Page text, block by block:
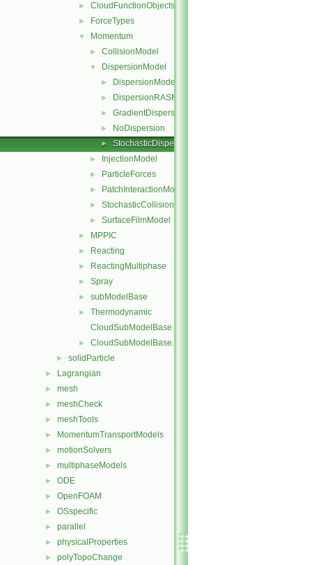
► CloudFunctionObjects
► ForceTypes
▼ Momentum
► CollisionModel
▼ DispersionModel
► DispersionModel
► DispersionRASModel
► GradientDispersionRAS
► NoDispersion
► StochasticDispersionRAS
► InjectionModel
► ParticleForces
► PatchInteractionModel
► StochasticCollision
► SurfaceFilmModel
► MPPIC
► Reacting
► ReactingMultiphase
► Spray
► subModelBase
►
Thermodynamic
CloudSubModelBase.C
► CloudSubModelBase.H
► solidParticle
► Lagrangian
► mesh
► meshCheck
► meshTools
► MomentumTransportModels
► motionSolvers
► multiphaseModels
► ODE
► OpenFOAM
► OSspecific
► parallel
► physicalProperties
► polyTopoChange